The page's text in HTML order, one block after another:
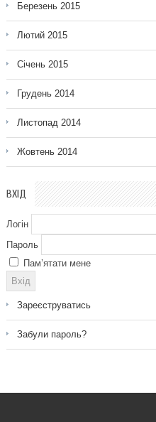
Березень 2015
Лютий 2015
Січень 2015
Грудень 2014
Листопад 2014
Жовтень 2014
ВХІД
Логін
Пароль
Пам’ятати мене
Зареєструватись
Забули пароль?